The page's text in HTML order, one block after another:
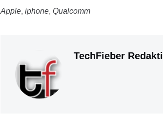
Apple, iphone, Qualcomm
TechFieber